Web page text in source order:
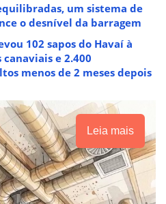
um sistema de
o desnível da barragem
102 sapos do Havaí à
e 2.400
menos de 2 meses depois
Leia mais